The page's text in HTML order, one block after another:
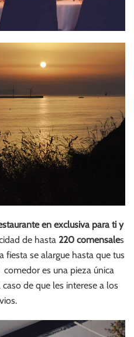
en exclusiva para ti y
de hasta 220 comensales
fiesta se alargue hasta que tus
es una pieza única
de que les interese a los